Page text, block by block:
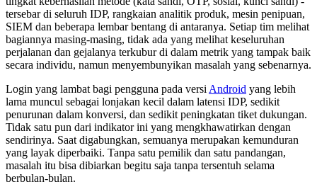
tersebar di seluruh IDP, rangkaian analitik produk, mesin penipuan,
SIEM dan beberapa lembar bentang di antaranya. Setiap tim melihat
bagiannya masing-masing, tidak ada yang melihat keseluruhan
perjalanan dan gejalanya terkubur di dalam metrik yang tampak baik
secara individu, namun menyembunyikan masalah yang sebenarnya.
Login yang lambat bagi pengguna pada versi Android yang lebih
lama muncul sebagai lonjakan kecil dalam latensi IDP, sedikit
penurunan dalam konversi, dan sedikit peningkatan tiket dukungan.
Tidak satu pun dari indikator ini yang mengkhawatirkan dengan
sendirinya. Saat digabungkan, semuanya merupakan kemunduran
yang layak diperbaiki. Tanpa satu pemilik dan satu pandangan,
masalah itu bisa dibiarkan begitu saja tanpa tersentuh selama
berbulan-bulan.